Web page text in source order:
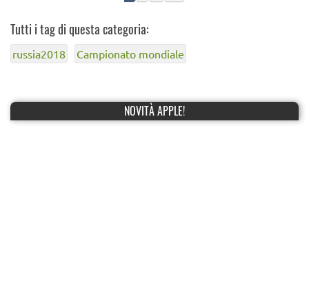
Tutti i tag di questa categoria:
russia2018 Campionato mondiale
NOVITÀ APPLE!